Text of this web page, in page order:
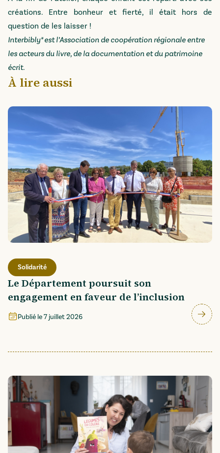
créations. Entre bonheur et fierté, il était hors de
question de les laisser !
Interbibly* est l’Association de coopération régionale entre
les acteurs du livre, de la documentation et du patrimoine
écrit.
À lire aussi
Solidarité
Le Département poursuit son
engagement en faveur de l’inclusion
Publié le7 juillet 2026